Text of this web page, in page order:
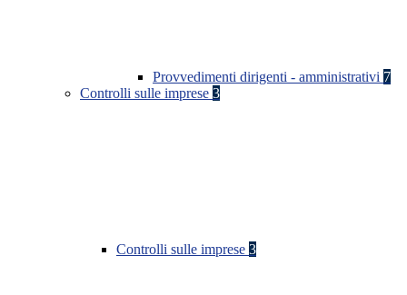
Provvedimenti dirigenti - amministrativi 7
Controlli sulle imprese 3
Controlli sulle imprese 3